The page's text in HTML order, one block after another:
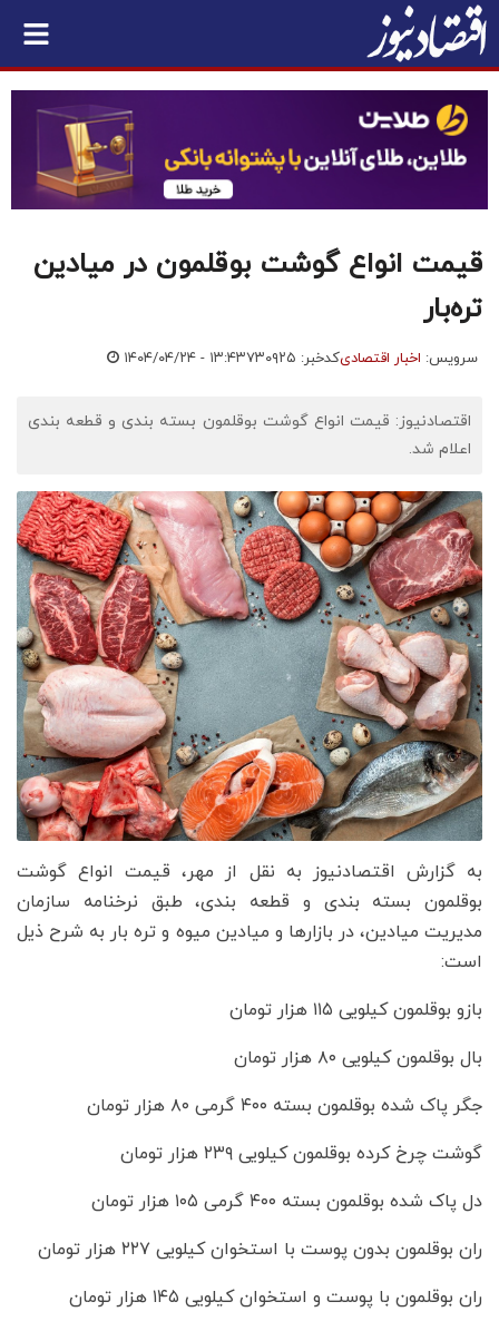
قیمت انواع گوشت بوقلمون در میادین
تره‌بار
سرویس: اخبار اقتصادیکدخبر: ۷۳۰۹۲۵ ۱۴۰۴/۰۴/۲۴ - ۱۳:۴۳
اقتصادنیوز: قیمت انواع گوشت بوقلمون بسته بندی و قطعه بندی
اعلام شد.
به گزارش اقتصادنیوز به نقل از مهر، قیمت انواع گوشت
بوقلمون بسته بندی و قطعه بندی، طبق نرخنامه سازمان
مدیریت میادین، در بازارها و میادین میوه و تره بار به شرح ذیل
است:
بازو بوقلمون کیلویی ۱۱۵ هزار تومان
بال بوقلمون کیلویی ۸۰ هزار تومان
جگر پاک شده بوقلمون بسته ۴۰۰ گرمی ۸۰ هزار تومان
گوشت چرخ کرده بوقلمون کیلویی ۲۳۹ هزار تومان
دل پاک شده بوقلمون بسته ۴۰۰ گرمی ۱۰۵ هزار تومان
ران بوقلمون بدون پوست با استخوان کیلویی ۲۲۷ هزار تومان
ران بوقلمون با پوست و استخوان کیلویی ۱۴۵ هزار تومان